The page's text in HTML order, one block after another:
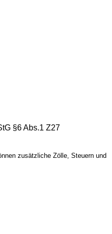
§6 Abs.1 Z27
zusätzliche Zölle, Steuern und